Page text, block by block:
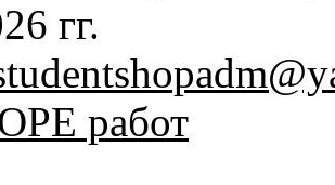
гг.
работ